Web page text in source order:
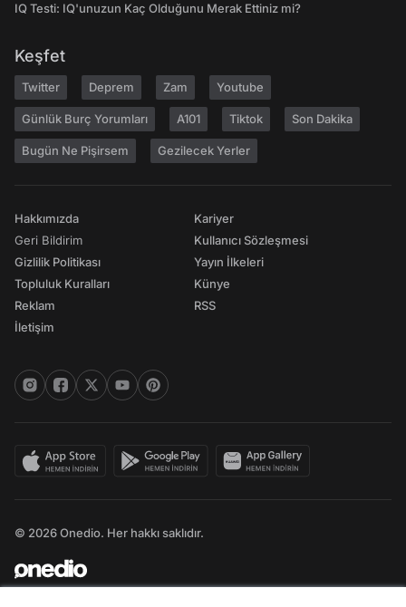
IQ Testi: IQ'unuzun Kaç Olduğunu Merak Ettiniz mi?
Keşfet
Twitter Deprem Zam Youtube
Günlük Burç Yorumları A101 Tiktok Son Dakika
Bugün Ne Pişirsem Gezilecek Yerler
Hakkımızda
Geri Bildirim
Gizlilik Politikası
Topluluk Kuralları
Reklam
İletişim
Kariyer
Kullanıcı Sözleşmesi
Yayın İlkeleri
Künye
RSS
© 2026 Onedio. Her hakkı saklıdır.